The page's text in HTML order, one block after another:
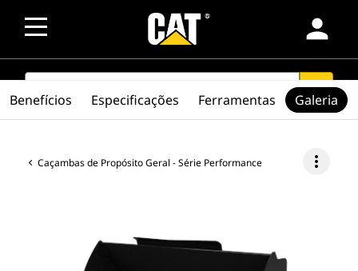
person
SEARCH search
Caçambas de Propósito Geral - Série Performance more_vert
Benefícios Especificações Ferramentas Galeria